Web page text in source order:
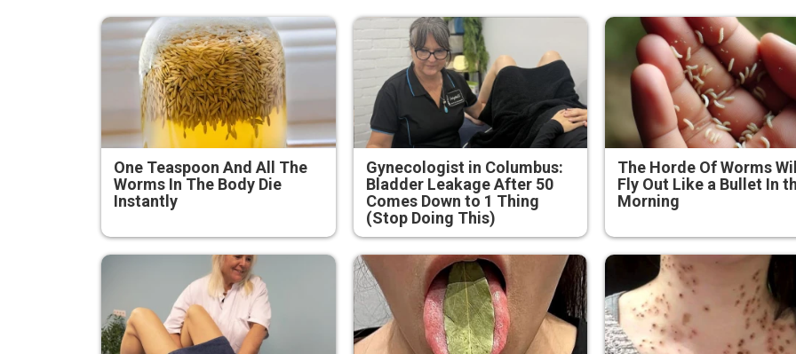
One Teaspoon And All The
Worms In The Body Die
Instantly
Gynecologist in Columbus:
Bladder Leakage After 50
Comes Down to 1 Thing
(Stop Doing This)
The Horde Of Worms
Fly Out Like a Bullet In
Morning